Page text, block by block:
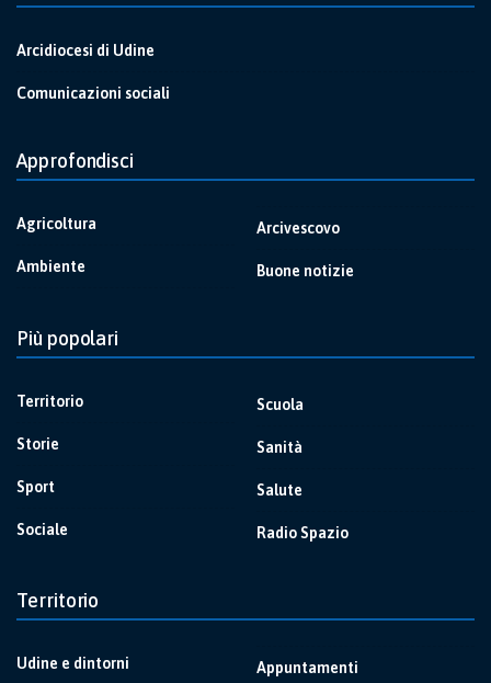
Arcidiocesi di Udine
Comunicazioni sociali
Approfondisci
Agricoltura
Ambiente
Arcivescovo
Buone notizie
Più popolari
Territorio
Storie
Sport
Sociale
Scuola
Sanità
Salute
Radio Spazio
Territorio
Udine e dintorni Appuntamenti